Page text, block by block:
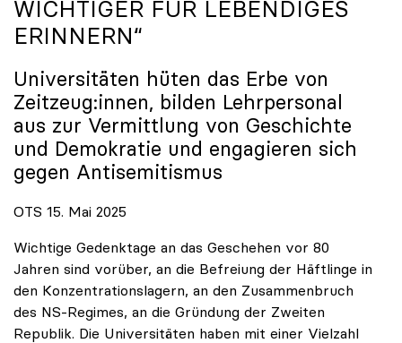
WICHTIGER FÜR LEBENDIGES
ERINNERN“
Universitäten hüten das Erbe von
Zeitzeug:innen, bilden Lehrpersonal
aus zur Vermittlung von Geschichte
und Demokratie und engagieren sich
gegen Antisemitismus
OTS 15. Mai 2025
Wichtige Gedenktage an das Geschehen vor 80
Jahren sind vorüber, an die Befreiung der Häftlinge in
den Konzentrationslagern, an den Zusammenbruch
des NS-Regimes, an die Gründung der Zweiten
Republik. Die Universitäten haben mit einer Vielzahl